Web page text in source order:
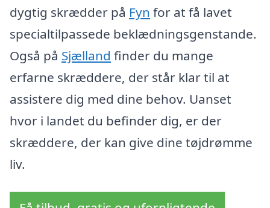
dygtig skrædder på Fyn for at få lavet
specialtilpassede beklædningsgenstande.
Også på Sjælland finder du mange
erfarne skræddere, der står klar til at
assistere dig med dine behov. Uanset
hvor i landet du befinder dig, er der
skræddere, der kan give dine tøjdrømme
liv.